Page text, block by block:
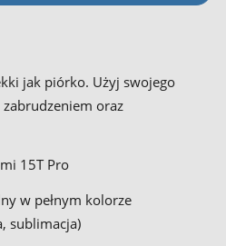
jak piórko. Użyj swojego
oraz
15T Pro
w pełnym kolorze
sublimacja)